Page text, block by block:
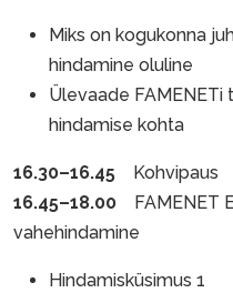
Miks on kogukonna
hindamine oluline
Ülevaade
hindamise kohta
16.30–16.45 Kohvipaus
16.45–18.00 FAMENET
vahehindamine
Hindamisküsimus 1